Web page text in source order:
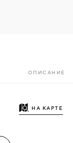
ОПИСАНИЕ
НА КАРТЕ